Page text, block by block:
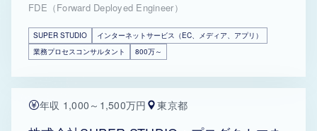
FDE（Forward Deployed Engineer）
SUPER STUDIO
インターネットサービス（EC、メディア、アプリ）
業務プロセスコンサルタント
800万～
年収 1,000～1,500万円 東京都